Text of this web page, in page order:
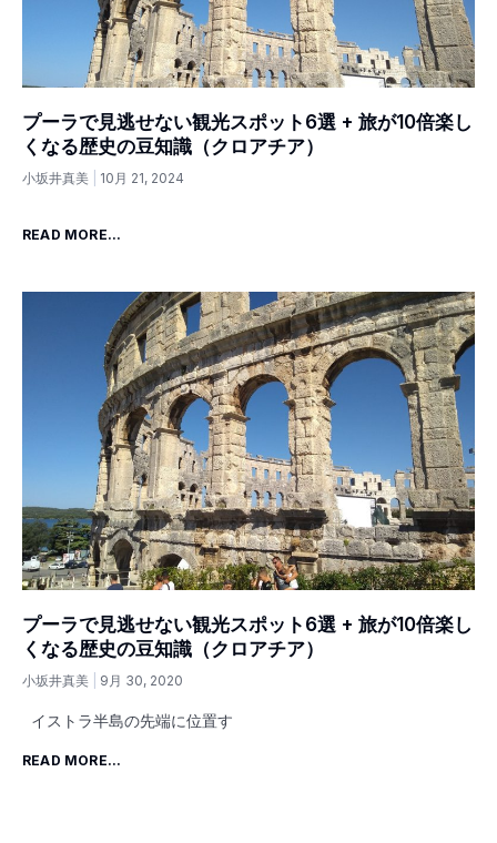
プーラで見逃せない観光スポット6選 + 旅が10倍楽し
くなる歴史の豆知識（クロアチア）
小坂井真美 10月 21, 2024
READ MORE...
プーラで見逃せない観光スポット6選 + 旅が10倍楽し
くなる歴史の豆知識（クロアチア）
小坂井真美 9月 30, 2020
イストラ半島の先端に位置す
READ MORE...